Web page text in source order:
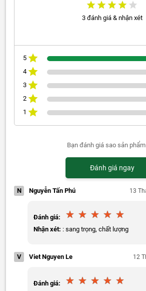
3 đánh giá & nhận xét
5
4
3
2
1
Bạn đánh giá sao sản
Đánh giá ngay
N Nguyễn Tấn Phú 13
Đánh giá:
Nhận xét: : sang trọng, chất lượng
V Viet Nguyen Le 12
Đánh giá: